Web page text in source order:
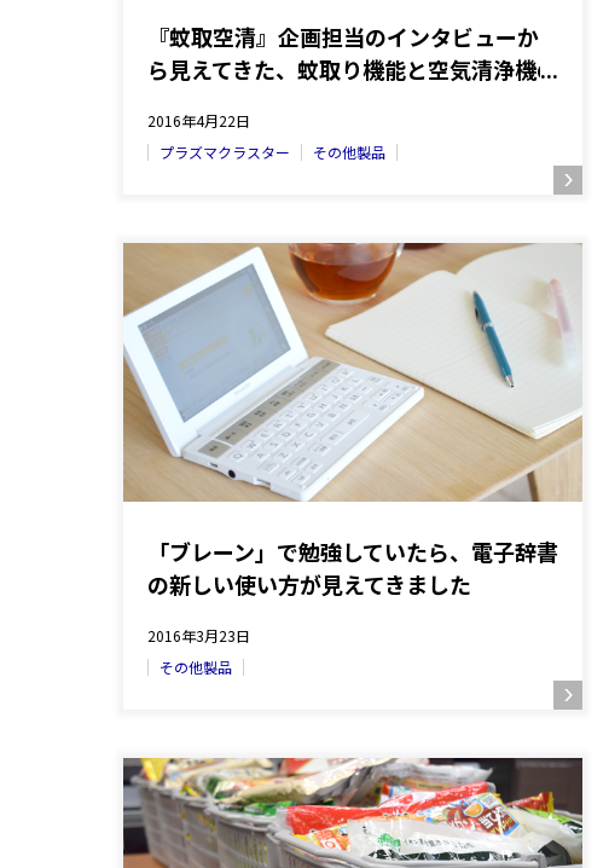
『蚊取空清』企画担当のインタビューか
ら見えてきた、蚊取り機能と空気清浄機の
2016年4月22日
プラズマクラスター
その他製品
「ブレーン」で勉強していたら、電子辞書
の新しい使い方が見えてきました
2016年3月23日
その他製品